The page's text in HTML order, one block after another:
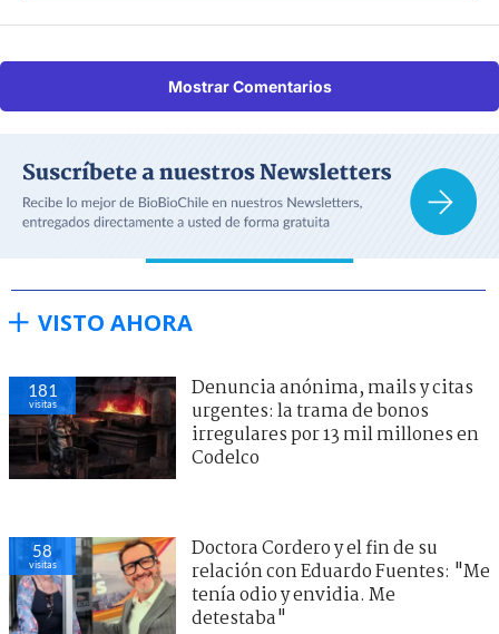
Mostrar Comentarios
VISTO AHORA
181
visitas
Denuncia anónima, mails y citas
urgentes: la trama de bonos
irregulares por 13 mil millones en
Codelco
58
visitas
Doctora Cordero y el fin de su
relación con Eduardo Fuentes: "Me
tenía odio y envidia. Me
detestaba"